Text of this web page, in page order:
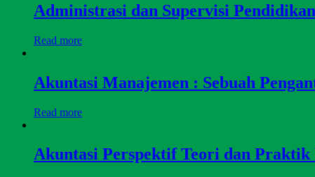
Administrasi dan Supervisi
Read more
Akuntasi Manajemen : Sebuah
Read more
Akuntasi Perspektif Teori dan Praktik